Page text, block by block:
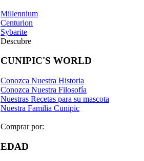
Millennium
Centurion
Sybarite
Descubre
CUNIPIC'S WORLD
Conozca Nuestra Historia
Conozca Nuestra Filosofía
Nuestras Recetas para su mascota
Nuestra Familia Cunipic
Comprar por:
EDAD